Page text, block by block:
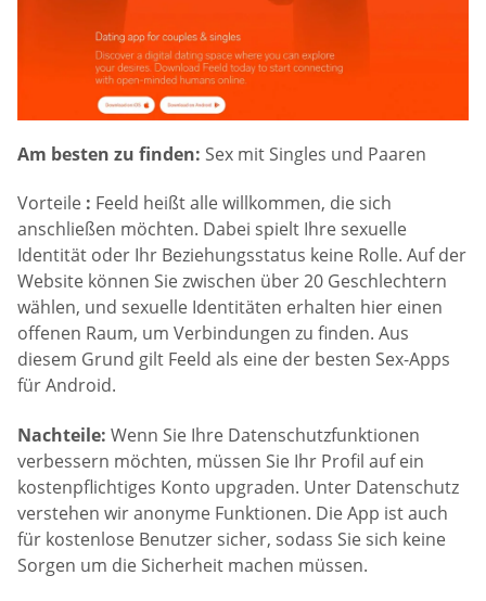
Am besten zu finden: Sex mit Singles und Paaren
Vorteile : Feeld heißt alle willkommen, die sich
anschließen möchten. Dabei spielt Ihre sexuelle
Identität oder Ihr Beziehungsstatus keine Rolle. Auf der
Website können Sie zwischen über 20 Geschlechtern
wählen, und sexuelle Identitäten erhalten hier einen
offenen Raum, um Verbindungen zu finden. Aus
diesem Grund gilt Feeld als eine der besten Sex-Apps
für Android.
Nachteile: Wenn Sie Ihre Datenschutzfunktionen
verbessern möchten, müssen Sie Ihr Profil auf ein
kostenpflichtiges Konto upgraden. Unter Datenschutz
verstehen wir anonyme Funktionen. Die App ist auch
für kostenlose Benutzer sicher, sodass Sie sich keine
Sorgen um die Sicherheit machen müssen.